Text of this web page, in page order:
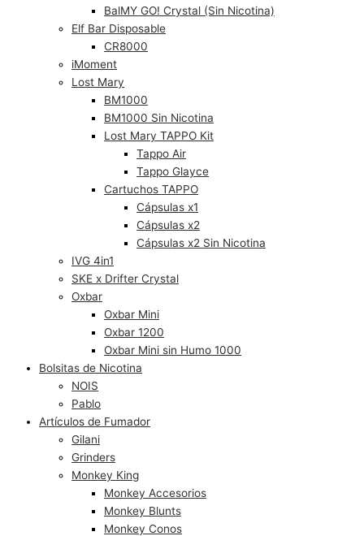
BalMY GO! Crystal (Sin Nicotina)
Elf Bar Disposable
CR8000
iMoment
Lost Mary
BM1000
BM1000 Sin Nicotina
Lost Mary TAPPO Kit
Tappo Air
Tappo Glayce
Cartuchos TAPPO
Cápsulas x1
Cápsulas x2
Cápsulas x2 Sin Nicotina
IVG 4in1
SKE x Drifter Crystal
Oxbar
Oxbar Mini
Oxbar 1200
Oxbar Mini sin Humo 1000
Bolsitas de Nicotina
NOIS
Pablo
Artículos de Fumador
Gilani
Grinders
Monkey King
Monkey Accesorios
Monkey Blunts
Monkey Conos